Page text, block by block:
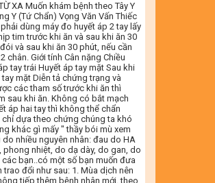
XA Muốn khám bệnh theo Tây Y
Y (Tứ Chẩn) Vọng Văn Vấn Thiếc
dùng máy đo huyết áp 2 tay lấy
tim trước khi ăn và sau khi ăn 30
và sau khi ăn 30 phút, nếu cần
chân. Giới tính Cân nặng Chiều
tay trái Huyết áp tay mặt Sau khi
mặt Diễn tả chứng trạng và
các tham số trước khi ăn thì
sau khi ăn. Không có bắt mạch
áp hai tay thì không thể chẩn
dựa theo chứng chúng ta khó
khác gì mấy " thầy bói mù xem
nhiều nguyên nhân: đau do HA
nhiệt, do dạ dày, do gan, do
bạn..có một số bạn muốn đưa
trao đổi như sau: 1. Mùa dịch nên
tiếp thêm bệnh nhân mới. theo